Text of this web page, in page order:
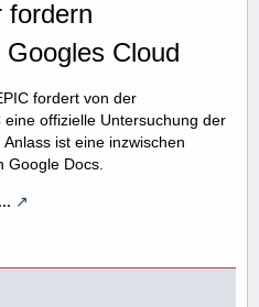
fordern
Cloud
fordert von der
offizielle Untersuchung der
ist eine inzwischen
Google Docs.